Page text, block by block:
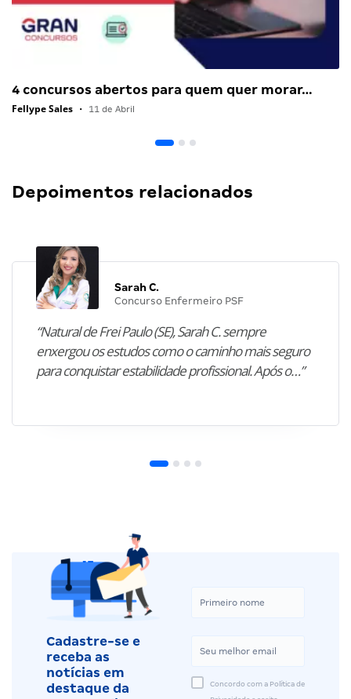
4 concursos abertos para quem quer morar…
Fellype Sales • 11 de Abril
Depoimentos relacionados
Sarah C.
Concurso Enfermeiro PSF
“Natural de Frei Paulo (SE), Sarah C. sempre
enxergou os estudos como o caminho mais seguro
para conquistar estabilidade profissional. Após o…”
Cadastre-se e
receba as
notícias em
destaque da
Concordo com a Política de